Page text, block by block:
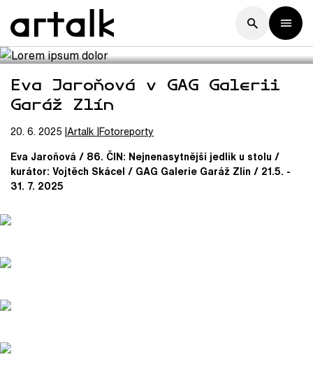
Eva Jaroňová v GAG Galerii
Garáž Zlín
20. 6. 2025 Artalk Fotoreporty
Eva Jaroňová / 86. ČIN: Nejnenasytnější jedlík u stolu /
kurátor: Vojtěch Skácel / GAG Galerie Garáž Zlín / 21.5. -
31. 7. 2025